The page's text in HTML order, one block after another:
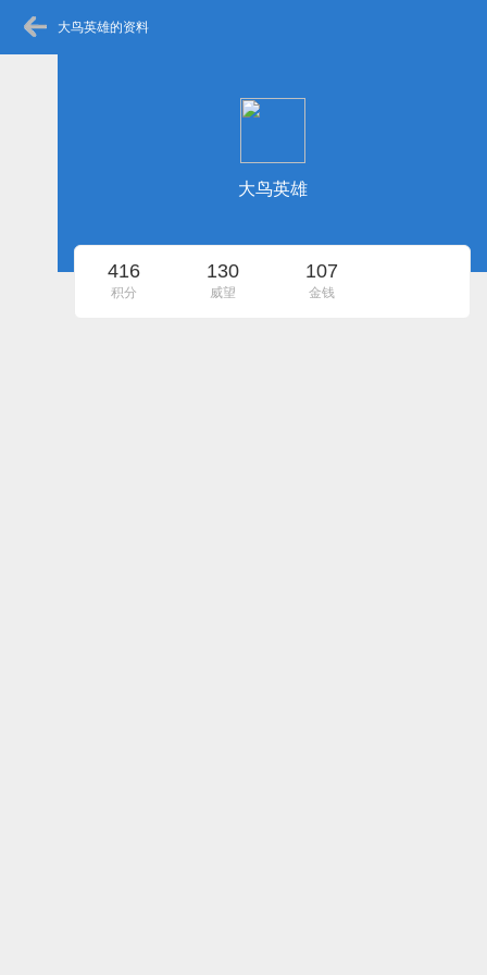
大鸟英雄的资料
大鸟英雄
416
积分
130
威望
107
金钱